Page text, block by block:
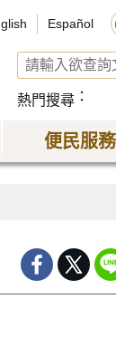
Español
熱門搜尋
便民服務